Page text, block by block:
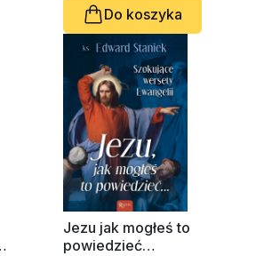
Do koszyka
Jezu jak mogłeś to
powiedzieć…